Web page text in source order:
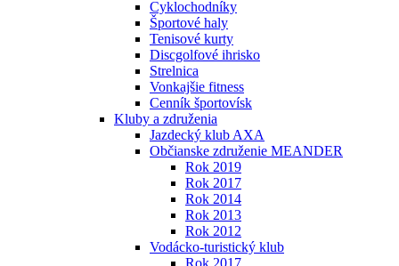
Cyklochodníky
Športové haly
Tenisové kurty
Discgolfové ihrisko
Strelnica
Vonkajšie fitness
Cenník športovísk
Kluby a združenia
Jazdecký klub AXA
Občianske združenie MEANDER
Rok 2019
Rok 2017
Rok 2014
Rok 2013
Rok 2012
Vodácko-turistický klub
Rok 2017